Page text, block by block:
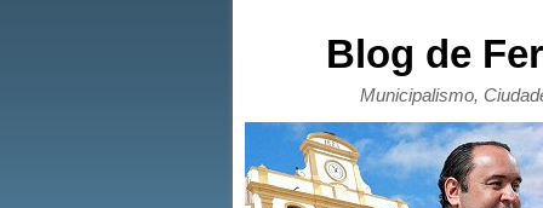
Blog de
Municipalismo,